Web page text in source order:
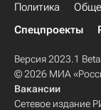
Политика
Спецпроекты
Версия 2023.1 Beta
© 2026 МИА
Вакансии
Сетевое издание